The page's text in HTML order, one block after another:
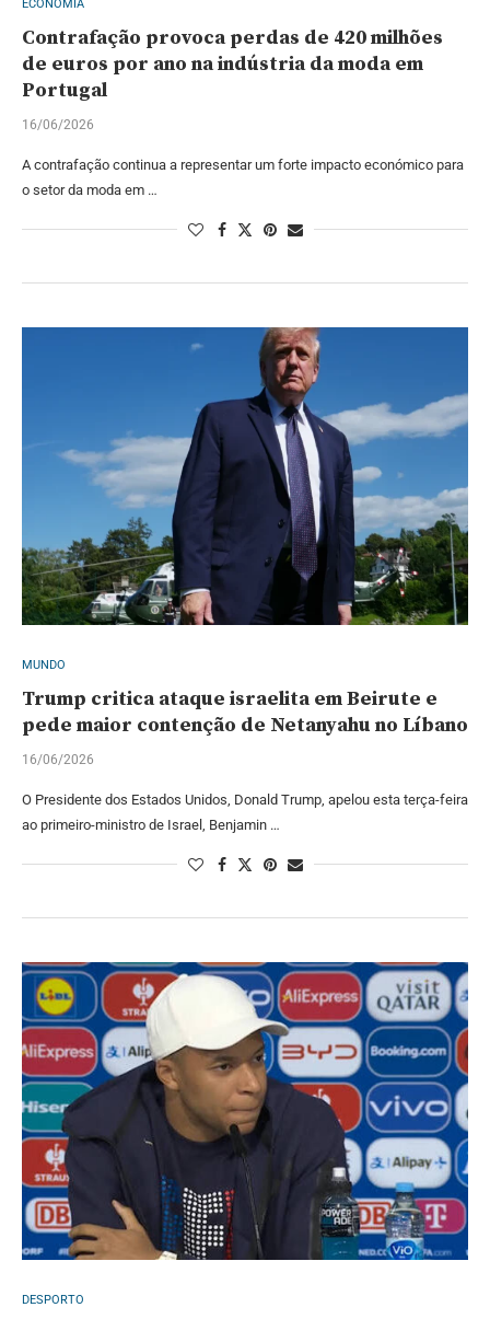
ECONOMIA
Contrafação provoca perdas de 420 milhões
de euros por ano na indústria da moda em
Portugal
16/06/2026
A contrafação continua a representar um forte impacto económico para
o setor da moda em …
MUNDO
Trump critica ataque israelita em Beirute e
pede maior contenção de Netanyahu no Líbano
16/06/2026
O Presidente dos Estados Unidos, Donald Trump, apelou esta terça-feira
ao primeiro-ministro de Israel, Benjamin …
DESPORTO